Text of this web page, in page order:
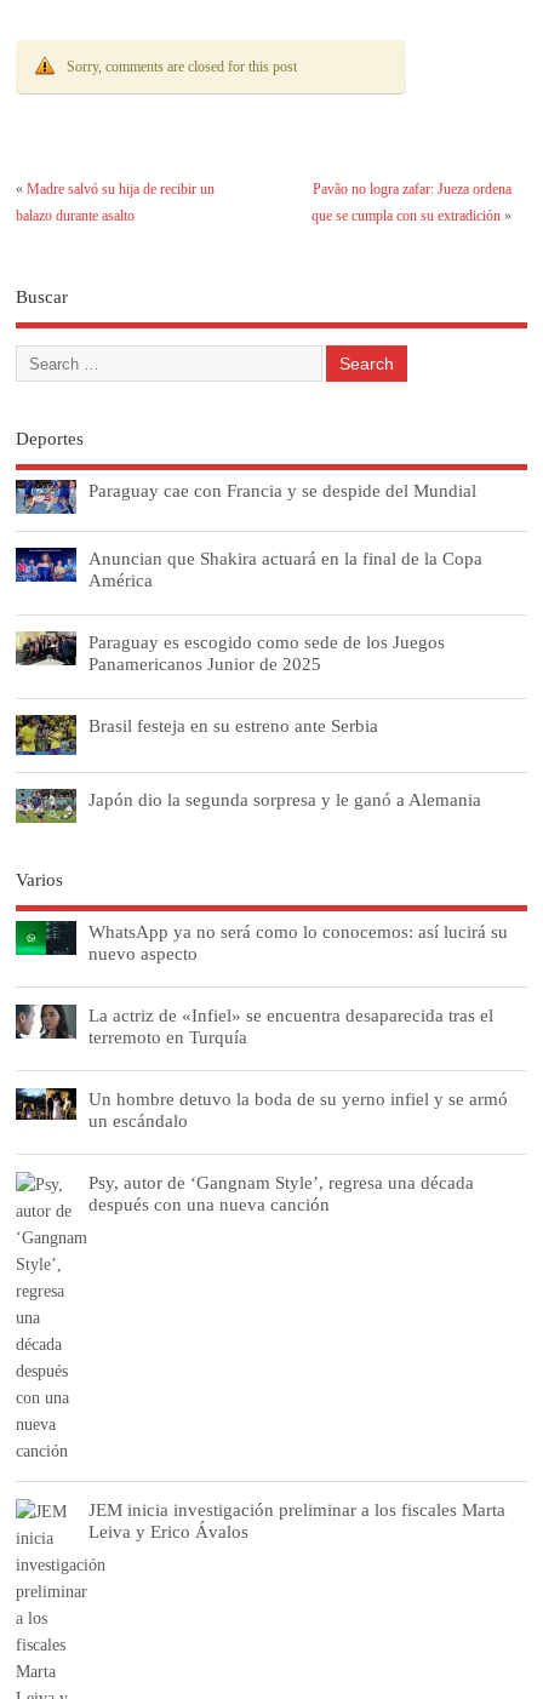
Sorry, comments are closed for this post
«Madre salvó su hija de recibir un
balazo durante asalto
Pavão no logra zafar: Jueza ordena
que se cumpla con su extradición»
Buscar
Deportes
Paraguay cae con Francia y se despide del Mundial
Anuncian que Shakira actuará en la final de la Copa
América
Paraguay es escogido como sede de los Juegos
Panamericanos Junior de 2025
Brasil festeja en su estreno ante Serbia
Japón dio la segunda sorpresa y le ganó a Alemania
Varios
WhatsApp ya no será como lo conocemos: así lucirá su
nuevo aspecto
La actriz de «Infiel» se encuentra desaparecida tras el
terremoto en Turquía
Un hombre detuvo la boda de su yerno infiel y se armó
un escándalo
Psy, autor de ‘Gangnam Style’, regresa una década
después con una nueva canción
JEM inicia investigación preliminar a los fiscales Marta
Leiva y Erico Ávalos